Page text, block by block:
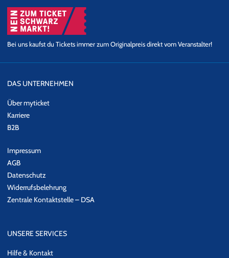
Bei uns kaufst du Tickets immer zum Originalpreis direkt vom Veranstalter!
DAS UNTERNEHMEN
Über myticket
Karriere
B2B
Impressum
AGB
Datenschutz
Widerrufsbelehrung
Zentrale Kontaktstelle – DSA
UNSERE SERVICES
Hilfe & Kontakt